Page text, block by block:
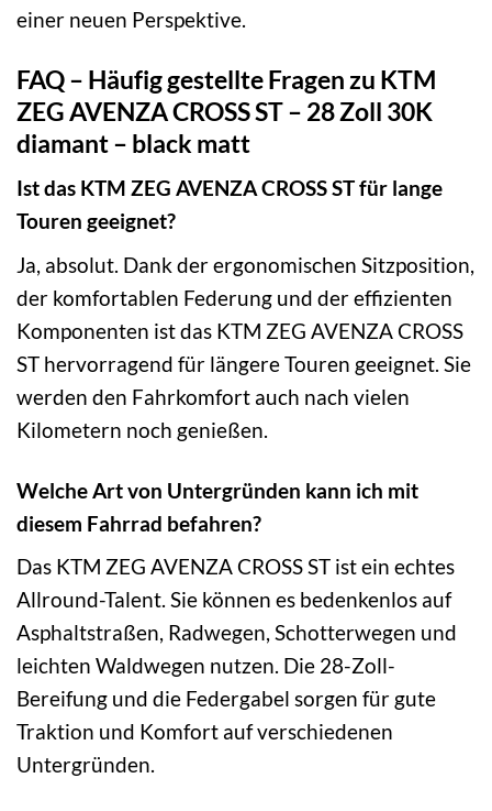
einer neuen Perspektive.
FAQ – Häufig gestellte Fragen zu KTM
ZEG AVENZA CROSS ST – 28 Zoll 30K
diamant – black matt
Ist das KTM ZEG AVENZA CROSS ST für lange
Touren geeignet?
Ja, absolut. Dank der ergonomischen Sitzposition,
der komfortablen Federung und der effizienten
Komponenten ist das KTM ZEG AVENZA CROSS
ST hervorragend für längere Touren geeignet. Sie
werden den Fahrkomfort auch nach vielen
Kilometern noch genießen.
Welche Art von Untergründen kann ich mit
diesem Fahrrad befahren?
Das KTM ZEG AVENZA CROSS ST ist ein echtes
Allround-Talent. Sie können es bedenkenlos auf
Asphaltstraßen, Radwegen, Schotterwegen und
leichten Waldwegen nutzen. Die 28-Zoll-
Bereifung und die Federgabel sorgen für gute
Traktion und Komfort auf verschiedenen
Untergründen.